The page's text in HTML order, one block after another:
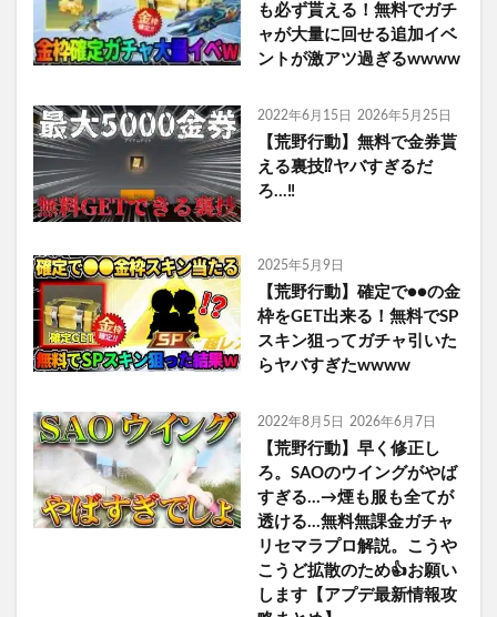
も必ず貰える！無料でガチ
ャが大量に回せる追加イベ
ントが激アツ過ぎるwwww
2022年6月15日 2026年5月25日
【荒野行動】無料で金券貰
える裏技⁉︎ヤバすぎるだ
ろ…‼︎
2025年5月9日
【荒野行動】確定で●●の金
枠をGET出来る！無料でSP
スキン狙ってガチャ引いた
らヤバすぎたwwww
2022年8月5日 2026年6月7日
【荒野行動】早く修正し
ろ。SAOのウイングがやば
すぎる…→煙も服も全てが
透ける…無料無課金ガチャ
リセマラプロ解説。こうや
こうど拡散のため👍お願い
します【アプデ最新情報攻